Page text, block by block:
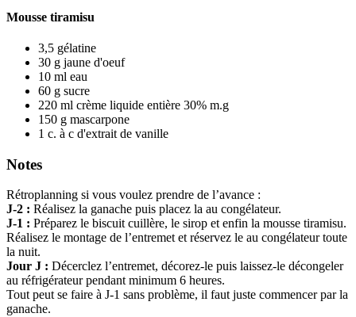
Mousse tiramisu
3,5 gélatine
30 g jaune d'oeuf
10 ml eau
60 g sucre
220 ml crème liquide entière 30% m.g
150 g mascarpone
1 c. à c d'extrait de vanille
Notes
Rétroplanning si vous voulez prendre de l’avance :
J-2 : Réalisez la ganache puis placez la au congélateur.
J-1 : Préparez le biscuit cuillère, le sirop et enfin la mousse tiramisu.
Réalisez le montage de l’entremet et réservez le au congélateur toute
la nuit.
Jour J : Décerclez l’entremet, décorez-le puis laissez-le décongeler
au réfrigérateur pendant minimum 6 heures.
Tout peut se faire à J-1 sans problème, il faut juste commencer par la
ganache.